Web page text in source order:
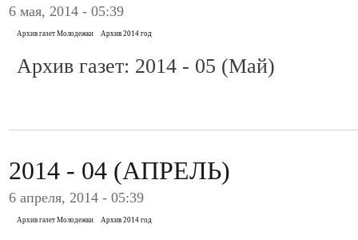
6 мая, 2014 - 05:39
Архив газет Молодежки Архив 2014 год
Архив газет: 2014 - 05 (Май)
2014 - 04 (АПРЕЛЬ)
6 апреля, 2014 - 05:39
Архив газет Молодежки Архив 2014 год